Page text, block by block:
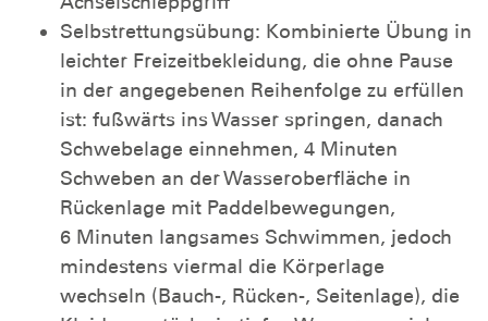
Selbstrettungsübung: Kombinierte Übung in
leichter Freizeitbekleidung, die ohne Pause
in der angegebenen Reihenfolge zu erfüllen
ist: fußwärts ins Wasser springen, danach
Schwebelage einnehmen, 4 Minuten
Schweben an der Wasseroberfläche in
Rückenlage mit Paddelbewegungen,
6 Minuten langsames Schwimmen, jedoch
mindestens viermal die Körperlage
wechseln (Bauch-, Rücken-, Seitenlage), die